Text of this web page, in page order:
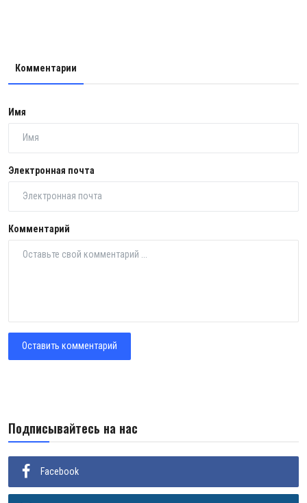
Комментарии
Имя
Электронная почта
Комментарий
Оставить комментарий
Подписывайтесь на нас
Facebook